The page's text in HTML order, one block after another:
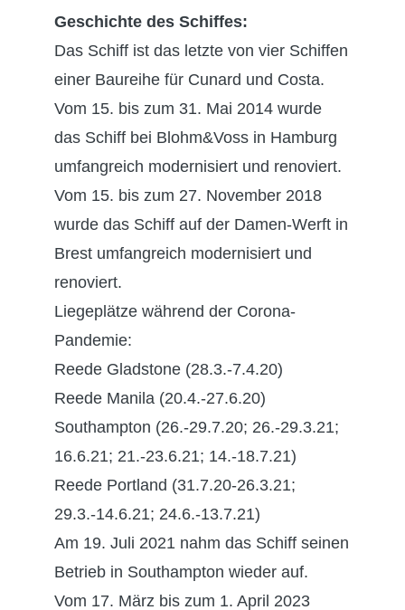
Geschichte des Schiffes:
Das Schiff ist das letzte von vier Schiffen
einer Baureihe für Cunard und Costa.
Vom 15. bis zum 31. Mai 2014 wurde
das Schiff bei Blohm&Voss in Hamburg
umfangreich modernisiert und renoviert.
Vom 15. bis zum 27. November 2018
wurde das Schiff auf der Damen-Werft in
Brest umfangreich modernisiert und
renoviert.
Liegeplätze während der Corona-
Pandemie:
Reede Gladstone (28.3.-7.4.20)
Reede Manila (20.4.-27.6.20)
Southampton (26.-29.7.20; 26.-29.3.21;
16.6.21; 21.-23.6.21; 14.-18.7.21)
Reede Portland (31.7.20-26.3.21;
29.3.-14.6.21; 24.6.-13.7.21)
Am 19. Juli 2021 nahm das Schiff seinen
Betrieb in Southampton wieder auf.
Vom 17. März bis zum 1. April 2023